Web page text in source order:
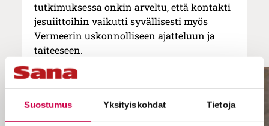
Suostumus Yksityiskohdat Tietoja
tutkimuksessa onkin arveltu, että kontakti
jesuiittoihin vaikutti syvällisesti myös
Vermeerin uskonnolliseen ajatteluun ja
taiteeseen.